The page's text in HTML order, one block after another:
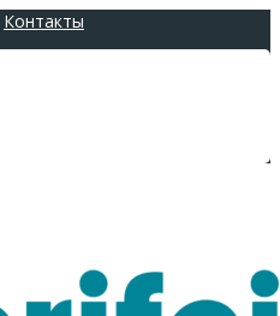
Контакты